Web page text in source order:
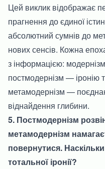
Цей виклик відображає
прагнення до єдиної
абсолютний сумнів до
нових сенсів. Кожна
з інформацією:
постмодернізм — іронію
метамодернізм —
віднайдення глибини.
5. Постмодернізм
метамодернізм
повернутися.
тотальної іронії?